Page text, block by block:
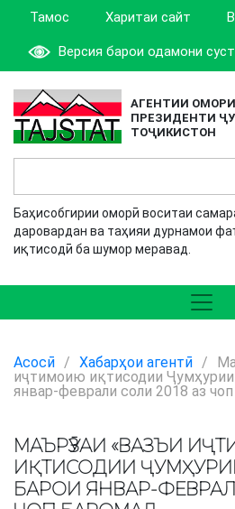
Тамос Харитаи сайт
Версия барои одамони
АГЕНТИИ
ПРЕЗИДЕНТИ
ТОҶИКИСТОН
Баҳисобгирии оморӣ воситаи
даровардан ва таҳияи дурнамои
иқтисодӣ ба шумор меравад.
Асосӣ / Хабарҳои агентӣ /
иҷтимоию иқтисодии Ҷумҳурии
январ-феврали соли 2018 аз
МАЪРӮЗАИ «ВАЗЪИ
ИҚТИСОДИИ
БАРОИ ЯНВАР-